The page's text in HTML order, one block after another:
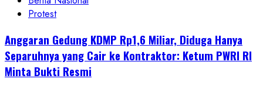
Protest
Anggaran Gedung KDMP Rp1,6 Miliar, Diduga Hanya
Separuhnya yang Cair ke Kontraktor: Ketum PWRI RI
Minta Bukti Resmi